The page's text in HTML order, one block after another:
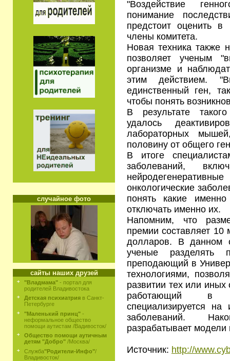
случайное фото
сайты наших друзей
"Владмама" - портал для
родителей Владивостока
Детская психиатрия в Санкт-
Петербурге
"Маленький принц" -
неформальное общество
помощи аутистам /Вадивосток/
Общество помощи аутичным
детям "Добро" /Москва/
Служба"Родители-Инфо"/
Владивосток/
"Воздействие
понимание
предстоит оценить
члены комитета.
Новая техника также
позволяет ученым
организме и
этим действием.
единственный ген,
чтобы понять
В результате
удалось
лабораторных
половину от общего
В итоге
заболеваний,
онкологические
понять какие
отключать именно их.
Напомним, что
премии составляет
долларов. В данном
ученые разделять
преподающий в
технологиями,
развитии тех или
работающий в
специализируется на
заболеваний.
разрабатывает модели
Источник: http://